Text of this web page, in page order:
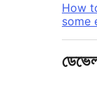
How
some